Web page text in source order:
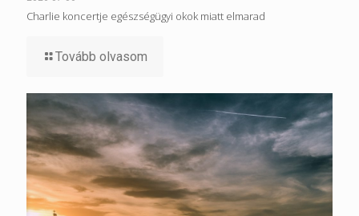
Charlie koncertje egészségügyi okok miatt elmarad
Tovább olvasom